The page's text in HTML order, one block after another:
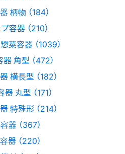
柄物 （184）
容器 （210）
菜容器 （1039）
角型 （472）
横長型 （182）
丸型 （171）
特殊形 （214）
器 （367）
器 （220）